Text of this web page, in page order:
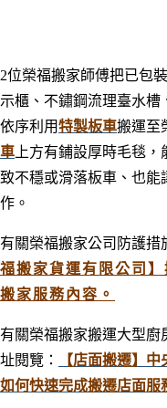
2位榮福搬家師傅把已包
示櫃、 不鏽鋼流理臺水槽
依序利用特製板車搬運至
車 上方有鋪設厚時毛毯，
致不穩或滑落板車、也能
作。
有關榮福搬家公司防護措
福搬家貨運有限公司
搬家服務內容。
有關榮福搬家搬運大型廚
址閱覽 ：
【店面搬遷】
如何快速完成搬遷店面服